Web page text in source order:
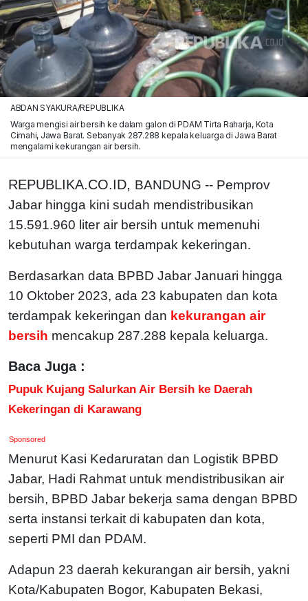
ABDAN SYAKURA/REPUBLIKA
Warga mengisi air bersih ke dalam galon di PDAM Tirta Raharja, Kota
Cimahi, Jawa Barat. Sebanyak 287.288 kepala keluarga di Jawa Barat
mengalami kekurangan air bersih.
REPUBLIKA.CO.ID, BANDUNG -- Pemprov
Jabar hingga kini sudah mendistribusikan
15.591.960 liter air bersih untuk memenuhi
kebutuhan warga terdampak kekeringan.
Berdasarkan data BPBD Jabar Januari hingga
10 Oktober 2023, ada 23 kabupaten dan kota
terdampak kekeringan dan kekurangan air
bersih mencakup 287.288 kepala keluarga.
Baca Juga :
Pupuk Kujang Salurkan Air Bersih ke Daerah
Kekeringan di Karawang
Sponsored
Menurut Kasi Kedaruratan dan Logistik BPBD
Jabar, Hadi Rahmat untuk mendistribusikan air
bersih, BPBD Jabar bekerja sama dengan BPBD
serta instansi terkait di kabupaten dan kota,
seperti PMI dan PDAM.
Adapun 23 daerah kekurangan air bersih, yakni
Kota/Kabupaten Bogor, Kabupaten Bekasi,